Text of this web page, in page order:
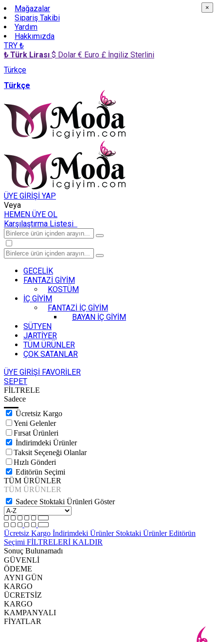
Mağazalar
Sipariş Takibi
Yardım
Hakkımızda
TRY ₺
₺ Türk Lirası $ Dolar € Euro £ İngiliz Sterlini
Türkçe
Türkçe
ÜYE GİRİŞİ YAP
Veya
HEMEN ÜYE OL
Karşılaştırma Listesi
GECELİK
FANTAZİ GİYİM
KOSTÜM
İÇ GİYİM
FANTAZİ İÇ GİYİM
BAYAN İÇ GİYİM
SÜTYEN
JARTİYER
TÜM ÜRÜNLER
ÇOK SATANLAR
ÜYE GİRİŞİ FAVORİLER
SEPET
FİLTRELE
Sadece
Ücretsiz Kargo
Yeni Gelenler
Fırsat Ürünleri
İndirimdeki Ürünler
Taksit Seçeneği Olanlar
Hızlı Gönderi
Editörün Seçimi
TÜM ÜRÜNLER
TÜM ÜRÜNLER
Sadece Stoktaki Ürünleri Göster
Ücretsiz Kargo İndirimdeki Ürünler Stoktaki ÜrünlerEditörün
Seçimi FİLTRELERİ KALDIR
Sonuç Bulunamadı
GÜVENLİ
ÖDEME
AYNI GÜN
KARGO
ÜCRETSİZ
KARGO
KAMPANYALI
FİYATLAR
×
×